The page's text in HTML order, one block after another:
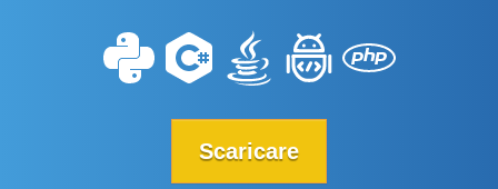
Scaricare